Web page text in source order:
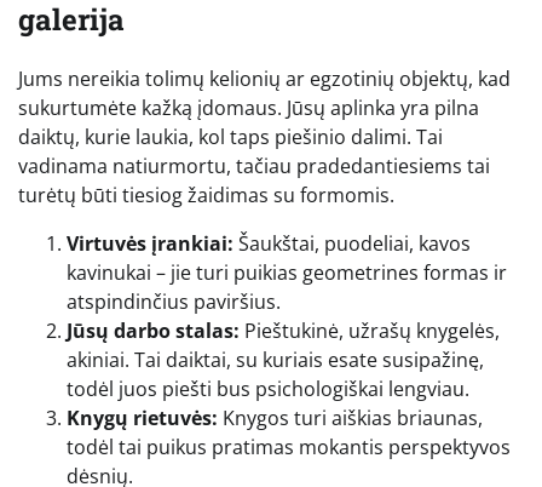
galerija
Jums nereikia tolimų kelionių ar egzotinių objektų, kad
sukurtumėte kažką įdomaus. Jūsų aplinka yra pilna
daiktų, kurie laukia, kol taps piešinio dalimi. Tai
vadinama natiurmortu, tačiau pradedantiesiems tai
turėtų būti tiesiog žaidimas su formomis.
Virtuvės įrankiai: Šaukštai, puodeliai, kavos
kavinukai – jie turi puikias geometrines formas ir
atspindinčius paviršius.
Jūsų darbo stalas: Pieštukinė, užrašų knygelės,
akiniai. Tai daiktai, su kuriais esate susipažinę,
todėl juos piešti bus psichologiškai lengviau.
Knygų rietuvės: Knygos turi aiškias briaunas,
todėl tai puikus pratimas mokantis perspektyvos
dėsnių.